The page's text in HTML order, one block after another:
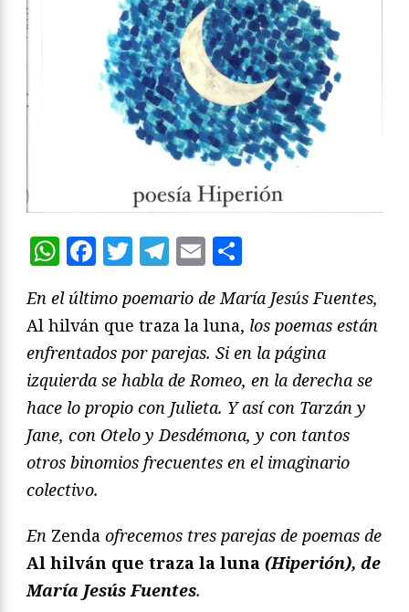
WhatsApp
Facebook
Twitter
Telegram
Email
En el último poemario de María Jesús Fuentes,
Al hilván que traza la luna, los poemas están
enfrentados por parejas. Si en la página
izquierda se habla de Romeo, en la derecha se
hace lo propio con Julieta. Y así con Tarzán y
Jane, con Otelo y Desdémona, y con tantos
otros binomios frecuentes en el imaginario
colectivo.
En Zenda ofrecemos tres parejas de poemas de
Al hilván que traza la luna (Hiperión), de
María Jesús Fuentes.